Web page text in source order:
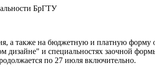
также на бюджетную и платную форму
дизайне" и специальностях заочной
по 27 июля включительно.